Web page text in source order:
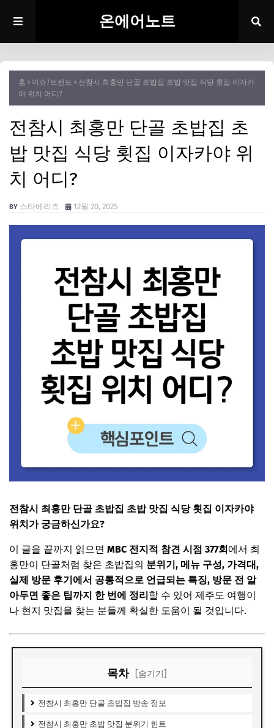
온에어노트
홈 이슈/트렌드
전참시 최홍만 단골 초밥집 초밥 맛집 식당 횟집 이자카
야 위치 어디?
전참시 최홍만 단골 초밥집 초
밥 맛집 식당 횟집 이자카야 위
치 어디?
스타베리즈 12월 20, 2025
전참시 최홍만 단골 초밥집 초밥 맛집 식당 횟집 이자카야
위치가 궁금하신가요?
이 글을 끝까지 읽으면 MBC 전지적 참견 시점 377회에서 최
홍만이 단골처럼 찾은 초밥집의 분위기, 메뉴 구성, 가격대,
실제 방문 후기에서 공통적으로 언급되는 특징, 방문 전 알
아두면 좋은 팁까지 한 번에 정리할 수 있어 제주도 여행이
나 현지 맛집을 찾는 분들께 확실한 도움이 될 것입니다.
목차 [숨기기]
전참시 최홍만 단골 초밥집 방송 정보
전참시 최홍만 초밥 맛집 분위기 힌트